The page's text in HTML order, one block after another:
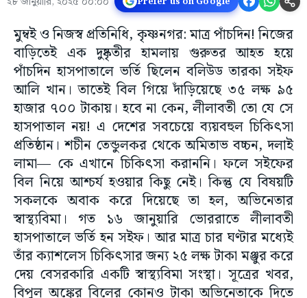
মুম্বই ও নিজস্ব প্রতিনিধি, কৃষ্ণনগর: মাত্র পাঁচদিন! নিজের
বাড়িতেই এক দুষ্কৃতীর হামলায় গুরুতর আহত হয়ে
পাঁচদিন হাসপাতালে ভর্তি ছিলেন বলিউড তারকা সইফ
আলি খান। তাতেই বিল গিয়ে দাঁড়িয়েছে ৩৫ লক্ষ ৯৫
হাজার ৭০০ টাকায়। হবে না কেন, লীলাবতী তো যে সে
হাসপাতাল নয়! এ দেশের সবচেয়ে ব্যয়বহুল চিকিৎসা
প্রতিষ্ঠান। শচীন তেন্ডুলকর থেকে অমিতাভ বচ্চন, দলাই
লামা— কে এখানে চিকিৎসা করাননি। ফলে সইফের
বিল নিয়ে আশ্চর্য হওয়ার কিছু নেই। কিন্তু যে বিষয়টি
সকলকে অবাক করে দিয়েছে তা হল, অভিনেতার
স্বাস্থ্যবিমা। গত ১৬ জানুয়ারি ভোররাতে লীলাবতী
হাসপাতালে ভর্তি হন সইফ। আর মাত্র চার ঘণ্টার মধ্যেই
তাঁর ক্যাশলেস চিকিৎসার জন্য ২৫ লক্ষ টাকা মঞ্জুর করে
দেয় বেসরকারি একটি স্বাস্থ্যবিমা সংস্থা। সূত্রের খবর,
বিপুল অঙ্কের বিলের কোনও টাকা অভিনেতাকে দিতে